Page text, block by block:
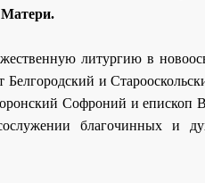
литургию в
Белгородский и
Софроний и епископ
благочинных и